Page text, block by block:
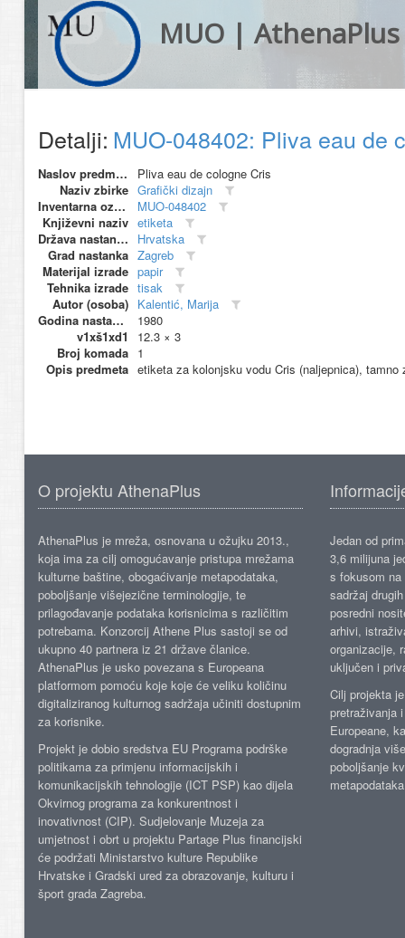
MUO | AthenaPlus
Detalji: MUO-048402: Pliva eau de
Naslov predmeta
Pliva eau de cologne Cris
Naziv zbirke Grafički dizajn
Inventarna oznaka
MUO-048402
Književni naziv etiketa
Država nastanka
Hrvatska
Grad nastanka Zagreb
Materijal izrade papir
Tehnika izrade tisak
Autor (osoba) Kalentić, Marija
Godina nastanka
1980
v1xš1xd1
12.3 × 3
Broj komada 1
Opis predmeta etiketa za kolonjsku vodu Cris (naljepnica),
O projektu AthenaPlus
AthenaPlus je mreža, osnovana u ožujku 2013.,
koja ima za cilj omogućavanje pristupa mrežama
kulturne baštine, obogaćivanje metapodataka,
poboljšanje višejezične terminologije, te
prilagođavanje podataka korisnicima s različitim
potrebama. Konzorcij Athene Plus sastoji se od
ukupno 40 partnera iz 21 države članice.
AthenaPlus je usko povezana s Europeana
platformom pomoću koje koje će veliku količinu
digitaliziranog kulturnog sadržaja učiniti dostupnim
za korisnike.
Projekt je dobio sredstva EU Programa podrške
politikama za primjenu informacijskih i
komunikacijskih tehnologije (ICT PSP) kao dijela
Okvirnog programa za konkurentnost i
inovativnost (CIP). Sudjelovanje Muzeja za
umjetnost i obrt u projektu Partage Plus financijski
će podržati Ministarstvo kulture Republike
Hrvatske i Gradski ured za obrazovanje, kulturu i
šport grada Zagreba.
Jedan od
3,6 milijuna
s fokusom
sadržaj
posredni
arhivi,
organizacije,
uključen i
Cilj projekta
pretraživanja
Europeane,
dogradnja
poboljšanje